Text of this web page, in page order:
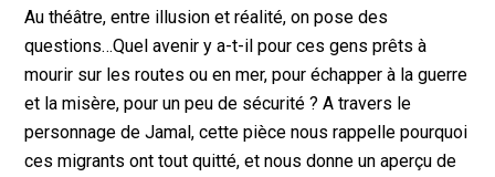
Au théâtre, entre illusion et réalité, on pose des
questions…Quel avenir y a-t-il pour ces gens prêts à
mourir sur les routes ou en mer, pour échapper à la guerre
et la misère, pour un peu de sécurité ? A travers le
personnage de Jamal, cette pièce nous rappelle pourquoi
ces migrants ont tout quitté, et nous donne un aperçu de